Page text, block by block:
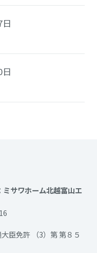
サワホーム北越富山エ
臣免許 （3）第 第８５